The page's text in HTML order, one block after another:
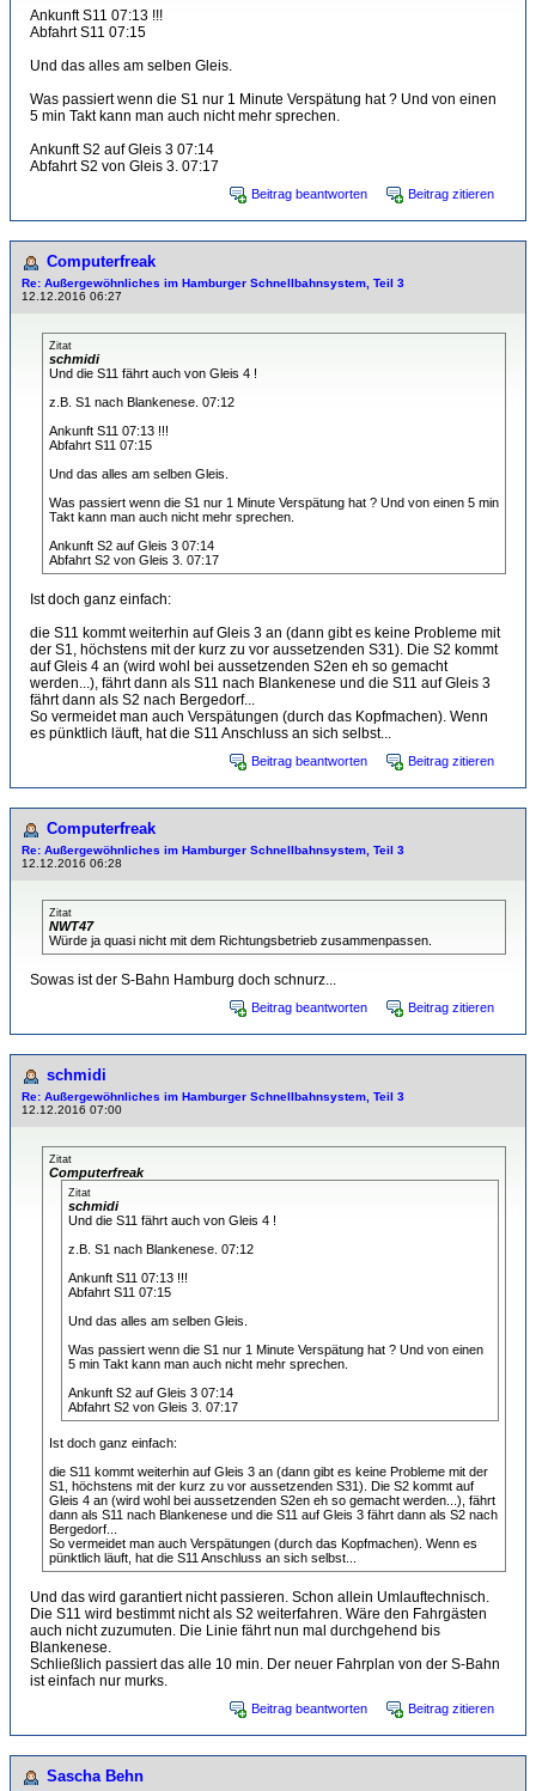
Ankunft S11 07:13 !!!
Abfahrt S11 07:15
Und das alles am selben Gleis.
Was passiert wenn die S1 nur 1 Minute Verspätung hat ? Und von einen
5 min Takt kann man auch nicht mehr sprechen.
Ankunft S2 auf Gleis 3 07:14
Abfahrt S2 von Gleis 3. 07:17
Beitrag beantworten Beitrag zitieren
Computerfreak
Re: Außergewöhnliches im Hamburger Schnellbahnsystem, Teil 3
12.12.2016 06:27
Zitat
schmidi
Und die S11 fährt auch von Gleis 4 !
z.B. S1 nach Blankenese. 07:12
Ankunft S11 07:13 !!!
Abfahrt S11 07:15
Und das alles am selben Gleis.
Was passiert wenn die S1 nur 1 Minute Verspätung hat ? Und von einen 5 min
Takt kann man auch nicht mehr sprechen.
Ankunft S2 auf Gleis 3 07:14
Abfahrt S2 von Gleis 3. 07:17
Ist doch ganz einfach:
die S11 kommt weiterhin auf Gleis 3 an (dann gibt es keine Probleme mit
der S1, höchstens mit der kurz zu vor aussetzenden S31). Die S2 kommt
auf Gleis 4 an (wird wohl bei aussetzenden S2en eh so gemacht
werden...), fährt dann als S11 nach Blankenese und die S11 auf Gleis 3
fährt dann als S2 nach Bergedorf...
So vermeidet man auch Verspätungen (durch das Kopfmachen). Wenn
es pünktlich läuft, hat die S11 Anschluss an sich selbst...
Beitrag beantworten Beitrag zitieren
Computerfreak
Re: Außergewöhnliches im Hamburger Schnellbahnsystem, Teil 3
12.12.2016 06:28
Zitat
NWT47
Würde ja quasi nicht mit dem Richtungsbetrieb zusammenpassen.
Sowas ist der S-Bahn Hamburg doch schnurz...
Beitrag beantworten Beitrag zitieren
schmidi
Re: Außergewöhnliches im Hamburger Schnellbahnsystem, Teil 3
12.12.2016 07:00
Zitat
Computerfreak
Zitat
schmidi
Und die S11 fährt auch von Gleis 4 !
z.B. S1 nach Blankenese. 07:12
Ankunft S11 07:13 !!!
Abfahrt S11 07:15
Und das alles am selben Gleis.
Was passiert wenn die S1 nur 1 Minute Verspätung hat ? Und von einen
5 min Takt kann man auch nicht mehr sprechen.
Ankunft S2 auf Gleis 3 07:14
Abfahrt S2 von Gleis 3. 07:17
Ist doch ganz einfach:
die S11 kommt weiterhin auf Gleis 3 an (dann gibt es keine Probleme mit der
S1, höchstens mit der kurz zu vor aussetzenden S31). Die S2 kommt auf
Gleis 4 an (wird wohl bei aussetzenden S2en eh so gemacht werden...), fährt
dann als S11 nach Blankenese und die S11 auf Gleis 3 fährt dann als S2 nach
Bergedorf...
So vermeidet man auch Verspätungen (durch das Kopfmachen). Wenn es
pünktlich läuft, hat die S11 Anschluss an sich selbst...
Und das wird garantiert nicht passieren. Schon allein Umlauftechnisch.
Die S11 wird bestimmt nicht als S2 weiterfahren. Wäre den Fahrgästen
auch nicht zuzumuten. Die Linie fährt nun mal durchgehend bis
Blankenese.
Schließlich passiert das alle 10 min. Der neuer Fahrplan von der S-Bahn
ist einfach nur murks.
Beitrag beantworten Beitrag zitieren
Sascha Behn